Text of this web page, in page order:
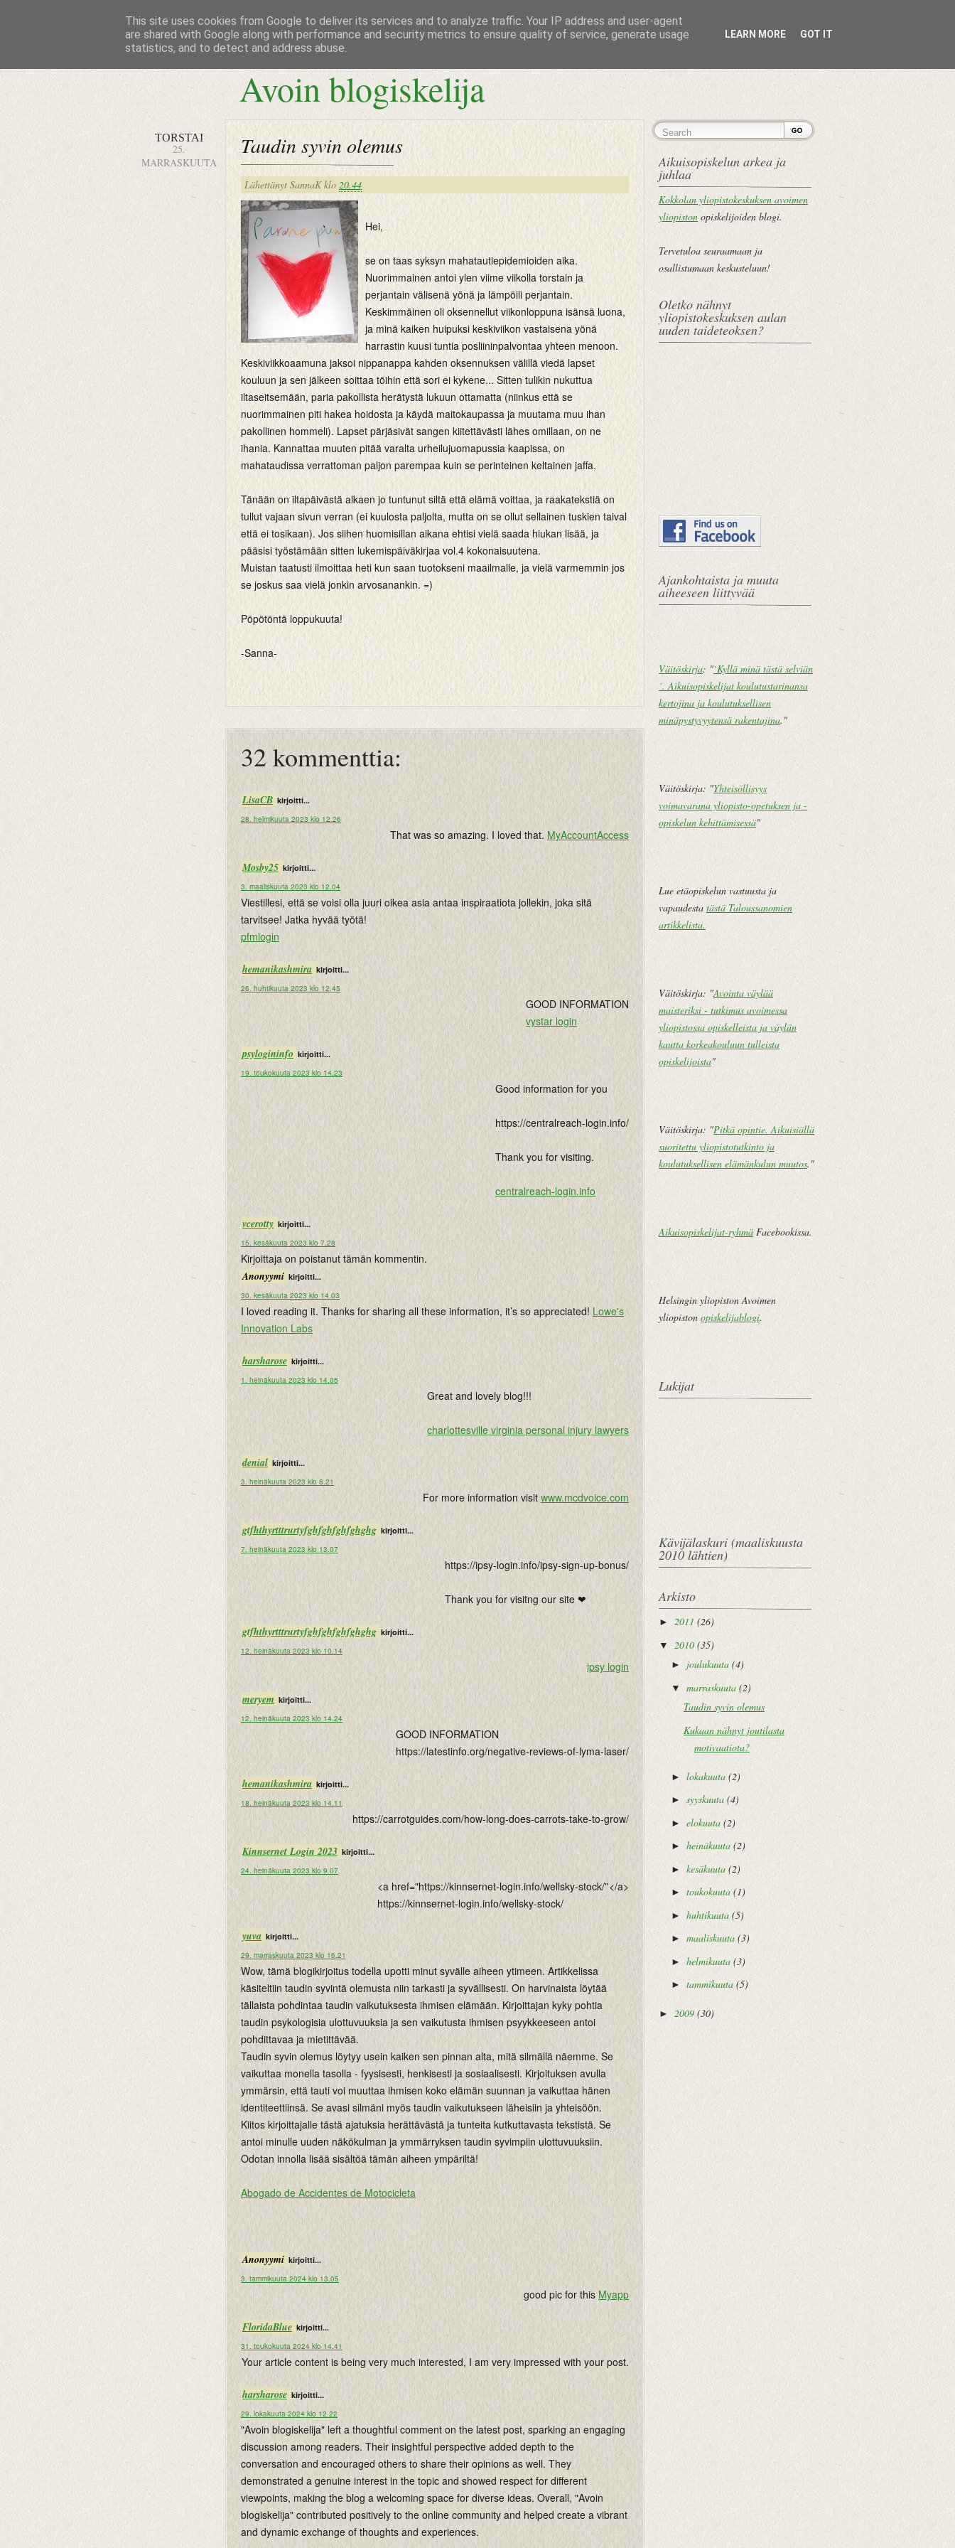
Avoin blogiskelija
TORSTAI
25.
MARRASKUUTA
Taudin syvin olemus
Lähettänyt SannaK klo 20.44
Hei,
se on taas syksyn mahatautiepidemioiden aika.
Nuorimmainen antoi ylen viime viikolla torstain ja
perjantain välisenä yönä ja lämpöili perjantain.
Keskimmäinen oli oksennellut viikonloppuna isänsä luona,
ja minä kaiken huipuksi keskiviikon vastaisena yönä
harrastin kuusi tuntia posliininpalvontaa yhteen menoon.
Keskiviikkoaamuna jaksoi nippanappa kahden oksennuksen välillä viedä lapset
kouluun ja sen jälkeen soittaa töihin että sori ei kykene... Sitten tulikin nukuttua
iltaseitsemään, paria pakollista herätystä lukuun ottamatta (niinkus että se
nuorimmainen piti hakea hoidosta ja käydä maitokaupassa ja muutama muu ihan
pakollinen hommeli). Lapset pärjäsivät sangen kiitettävästi lähes omillaan, on ne
ihania. Kannattaa muuten pitää varalta urheilujuomapussia kaapissa, on
mahataudissa verrattoman paljon parempaa kuin se perinteinen keltainen jaffa.
Tänään on iltapäivästä alkaen jo tuntunut siltä että elämä voittaa, ja raakatekstiä on
tullut vajaan sivun verran (ei kuulosta paljolta, mutta on se ollut sellainen tuskien taival
että ei tosikaan). Jos siihen huomisillan aikana ehtisi vielä saada hiukan lisää, ja
pääsisi työstämään sitten lukemispäiväkirjaa vol.4 kokonaisuutena.
Muistan taatusti ilmoittaa heti kun saan tuotokseni maailmalle, ja vielä varmemmin jos
se joskus saa vielä jonkin arvosanankin. =)
Pöpötöntä loppukuuta!
-Sanna-
32 kommenttia:
LisaCB kirjoitti...
28. helmikuuta 2023 klo 12.26
That was so amazing. I loved that. MyAccountAccess
Mosby25 kirjoitti...
3. maaliskuuta 2023 klo 12.04
Viestillesi, että se voisi olla juuri oikea asia antaa inspiraatiota jollekin, joka sitä
tarvitsee! Jatka hyvää työtä!
pfmlogin
hemanikashmira kirjoitti...
26. huhtikuuta 2023 klo 12.45
GOOD INFORMATION
vystar login
psylogininfo kirjoitti...
19. toukokuuta 2023 klo 14.23
Good information for you
https://centralreach-login.info/
Thank you for visiting.
centralreach-login.info
vcerotty kirjoitti...
15. kesäkuuta 2023 klo 7.28
Kirjoittaja on poistanut tämän kommentin.
Anonyymi kirjoitti...
30. kesäkuuta 2023 klo 14.03
I loved reading it. Thanks for sharing all these information, it’s so appreciated! Lowe's
Innovation Labs
harsharose kirjoitti...
1. heinäkuuta 2023 klo 14.05
Great and lovely blog!!!
charlottesville virginia personal injury lawyers
denial kirjoitti...
3. heinäkuuta 2023 klo 8.21
For more information visit www.mcdvoice.com
gtfhthyrtttrurtyfghfghfghfghghg kirjoitti...
7. heinäkuuta 2023 klo 13.07
https://ipsy-login.info/ipsy-sign-up-bonus/
Thank you for visitng our site ❤
gtfhthyrtttrurtyfghfghfghfghghg kirjoitti...
12. heinäkuuta 2023 klo 10.14
ipsy login
meryem kirjoitti...
12. heinäkuuta 2023 klo 14.24
GOOD INFORMATION
https://latestinfo.org/negative-reviews-of-lyma-laser/
hemanikashmira kirjoitti...
18. heinäkuuta 2023 klo 14.11
https://carrotguides.com/how-long-does-carrots-take-to-grow/
Kinnsernet Login 2023 kirjoitti...
24. heinäkuuta 2023 klo 9.07
<a href="https://kinnsernet-login.info/wellsky-stock/''</a>
https://kinnsernet-login.info/wellsky-stock/
yuva kirjoitti...
29. marraskuuta 2023 klo 16.21
Wow, tämä blogikirjoitus todella upotti minut syvälle aiheen ytimeen. Artikkelissa
käsiteltiin taudin syvintä olemusta niin tarkasti ja syvällisesti. On harvinaista löytää
tällaista pohdintaa taudin vaikutuksesta ihmisen elämään. Kirjoittajan kyky pohtia
taudin psykologisia ulottuvuuksia ja sen vaikutusta ihmisen psyykkeeseen antoi
pohdittavaa ja mietittävää.
Taudin syvin olemus löytyy usein kaiken sen pinnan alta, mitä silmällä näemme. Se
vaikuttaa monella tasolla - fyysisesti, henkisesti ja sosiaalisesti. Kirjoituksen avulla
ymmärsin, että tauti voi muuttaa ihmisen koko elämän suunnan ja vaikuttaa hänen
identiteettiinsä. Se avasi silmäni myös taudin vaikutukseen läheisiin ja yhteisöön.
Kiitos kirjoittajalle tästä ajatuksia herättävästä ja tunteita kutkuttavasta tekstistä. Se
antoi minulle uuden näkökulman ja ymmärryksen taudin syvimpiin ulottuvuuksiin.
Odotan innolla lisää sisältöä tämän aiheen ympäriltä!
Abogado de Accidentes de Motocicleta
Anonyymi kirjoitti...
3. tammikuuta 2024 klo 13.05
good pic for this Myapp
FloridaBlue kirjoitti...
31. toukokuuta 2024 klo 14.41
Your article content is being very much interested, I am very impressed with your post.
harsharose kirjoitti...
29. lokakuuta 2024 klo 12.22
"Avoin blogiskelija" left a thoughtful comment on the latest post, sparking an engaging
discussion among readers. Their insightful perspective added depth to the
conversation and encouraged others to share their opinions as well. They
demonstrated a genuine interest in the topic and showed respect for different
viewpoints, making the blog a welcoming space for diverse ideas. Overall, "Avoin
blogiskelija" contributed positively to the online community and helped create a vibrant
and dynamic exchange of thoughts and experiences.
k
Aikuisopiskelun arkea ja
juhlaa
Kokkolan yliopistokeskuksen avoimen
yliopiston opiskelijoiden blogi.
Tervetuloa seuraamaan ja
osallistumaan keskusteluun!
Oletko nähnyt
yliopistokeskuksen aulan
uuden taideteoksen?
Ajankohtaista ja muuta
aiheeseen liittyvää
Väitöskirja: "`Kyllä minä tästä selviän
´. Aikuisopiskelijat koulutustarinansa
kertojina ja koulutuksellisen
minäpystyvyytensä rakentajina."
Väitöskirja: "Yhteisöllisyys
voimavarana yliopisto-opetuksen ja -
opiskelun kehittämisessä"
Lue etäopiskelun vastuusta ja
vapaudesta tästä Taloussanomien
artikkelista.
Väitöskirja: "Avointa väylää
maisteriksi - tutkimus avoimessa
yliopistossa opiskelleista ja väylän
kautta korkeakouluun tulleista
opiskelijoista"
Väitöskirja: "Pitkä opintie. Aikuisiällä
suoritettu yliopistotutkinto ja
koulutuksellisen elämänkulun muutos."
Aikuisopiskelijat-ryhmä Facebookissa.
Helsingin yliopiston Avoimen
yliopiston opiskelijablogi.
Lukijat
Kävijälaskuri (maaliskuusta
2010 lähtien)
Arkisto
► 2011 (26)
▼ 2010 (35)
► joulukuuta (4)
▼ marraskuuta (2)
Taudin syvin olemus
Kukaan nähnyt joutilasta
motivaatiota?
► lokakuuta (2)
► syyskuuta (4)
► elokuuta (2)
► heinäkuuta (2)
► kesäkuuta (2)
► toukokuuta (1)
► huhtikuuta (5)
► maaliskuuta (3)
► helmikuuta (3)
► tammikuuta (5)
► 2009 (30)
This site uses cookies from Google to deliver its services and to analyze traffic. Your IP address and user-agent
are shared with Google along with performance and security metrics to ensure quality of service, generate usage
statistics, and to detect and address abuse.
LEARN MORE GOT IT